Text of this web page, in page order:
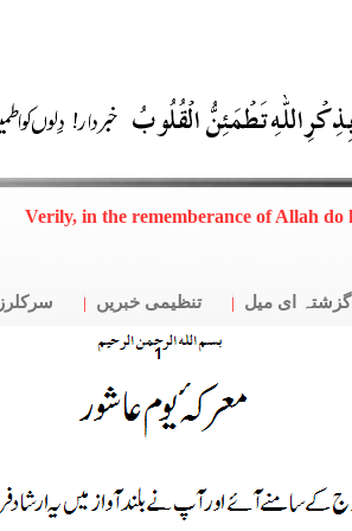
Verily, in the rememberance of Allah
گزشتہ ای میل تنظیمی خبریں سرکلرز